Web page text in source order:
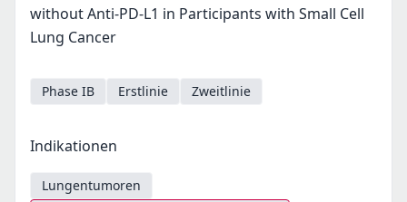
without Anti-PD-L1 in Participants with Small Cell
Lung Cancer
Phase IB Erstlinie Zweitlinie
Indikationen
Lungentumoren